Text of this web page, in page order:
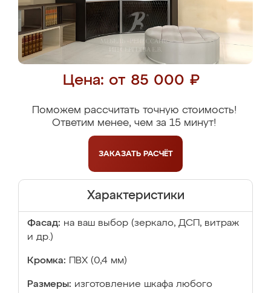
Цена: от 85 000 ₽
Поможем рассчитать точную стоимость!
Ответим менее, чем за 15 минут!
ЗАКАЗАТЬ РАСЧЁТ
Характеристики
Фасад: на ваш выбор (зеркало, ДСП, витраж
и др.)
Кромка: ПВХ (0,4 мм)
Размеры: изготовление шкафа любого